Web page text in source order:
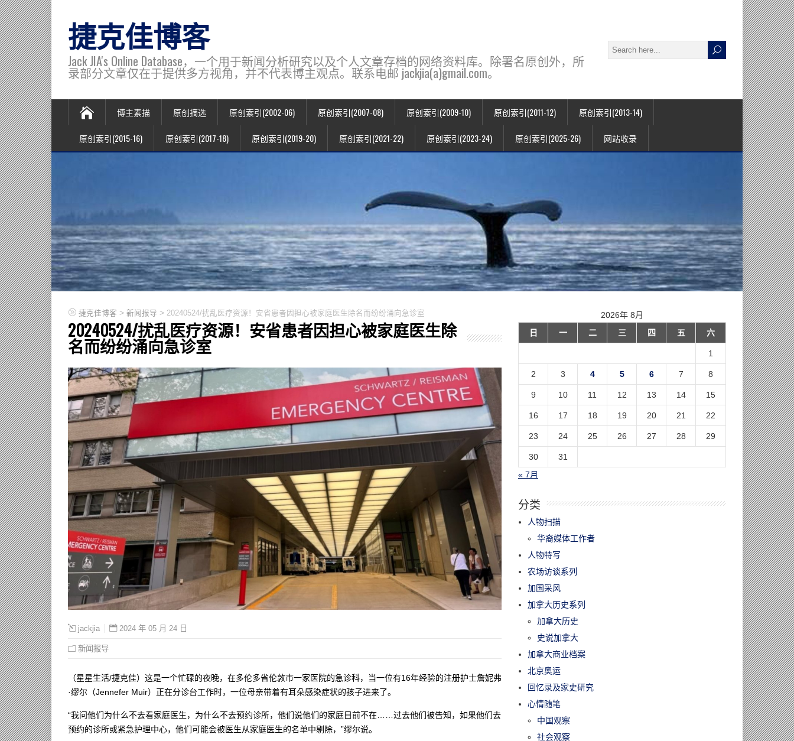
捷克佳博客
Jack JIA's Online Database，一个用于新闻分析研究以及个人文章存档的网络资料库。除署名原创外，所
录部分文章仅在于提供多方视角，并不代表博主观点。联系电邮 jackjia(a)gmail.com。
博主素描 原创摘选 原创索引(2002-06) 原创索引(2007-08) 原创索引(2009-10) 原创索引(2011-12) 原创索引(2013-14)
原创索引(2015-16) 原创索引(2017-18) 原创索引(2019-20) 原创索引(2021-22) 原创索引(2023-24) 原创索引(2025-26) 网站收录
捷克佳博客 > 新闻报导 > 20240524/扰乱医疗资源！安省患者因担心被家庭医生除名而纷纷涌向急诊室
20240524/扰乱医疗资源！安省患者因担心被家庭医生除
名而纷纷涌向急诊室
jackjia 2024 年 05 月 24 日
新闻报导
（星星生活/捷克佳）这是一个忙碌的夜晚，在多伦多省伦敦市一家医院的急诊科，当一位有16年经验的注册护士詹妮弗
·缪尔（Jennefer Muir）正在分诊台工作时，一位母亲带着有耳朵感染症状的孩子进来了。
“我问他们为什么不去看家庭医生，为什么不去预约诊所，他们说他们的家庭目前不在……过去他们被告知，如果他们去
预约的诊所或紧急护理中心，他们可能会被医生从家庭医生的名单中剔除，”缪尔说。
2026年 8月
日
一 二 三 四 五 六
1
2 3 4 5 6 7 8
9 10 11 12 13 14 15
16 17 18 19 20 21 22
23 24 25 26 27 28 29
30
31
« 7月
分类
人物扫描
华裔媒体工作者
人物特写
农场访谈系列
加国采风
加拿大历史系列
加拿大历史
史说加拿大
加拿大商业档案
北京奥运
回忆录及家史研究
心情随笔
中国观察
社会观察